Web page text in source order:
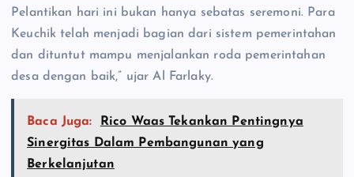
Pelantikan hari ini bukan hanya sebatas seremoni. Para
Keuchik telah menjadi bagian dari sistem pemerintahan
dan dituntut mampu menjalankan roda pemerintahan
desa dengan baik,” ujar Al Farlaky.
Baca Juga:
Rico Waas Tekankan Pentingnya
Sinergitas Dalam Pembangunan yang
Berkelanjutan